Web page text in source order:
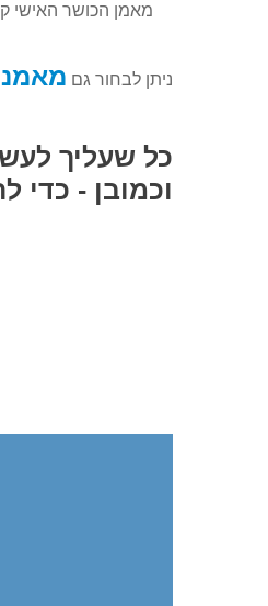
מאמן הכושר האישי
ניתן לבחור גם
כל שעליך
וכמובן - כדי